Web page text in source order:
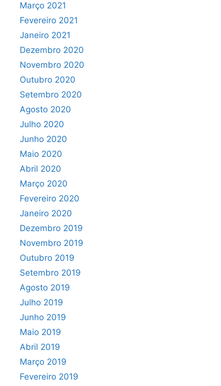
Março 2021
Fevereiro 2021
Janeiro 2021
Dezembro 2020
Novembro 2020
Outubro 2020
Setembro 2020
Agosto 2020
Julho 2020
Junho 2020
Maio 2020
Abril 2020
Março 2020
Fevereiro 2020
Janeiro 2020
Dezembro 2019
Novembro 2019
Outubro 2019
Setembro 2019
Agosto 2019
Julho 2019
Junho 2019
Maio 2019
Abril 2019
Março 2019
Fevereiro 2019